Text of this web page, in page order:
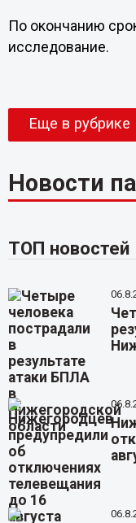
По окончанию
исследование.
Еще в рубрике
Новости
ТОП новостей